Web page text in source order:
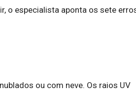
o especialista aponta os sete
ou com neve. Os raios UV